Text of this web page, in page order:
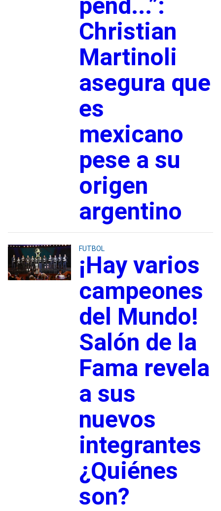
Christian
Martinoli
asegura que
es
mexicano
pese a su
origen
argentino
FUTBOL
¡Hay varios
campeones
del Mundo!
Salón de la
Fama revela
a sus
nuevos
integrantes
¿Quiénes
son?